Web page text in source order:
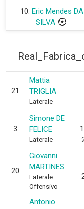
10. Eric Mendes DA
SILVA
21
Mattia
TRIGLIA
Laterale
3
Simone DE
FELICE
Laterale
20
Giovanni
MARTINES
Laterale
Offensivo
Antonio